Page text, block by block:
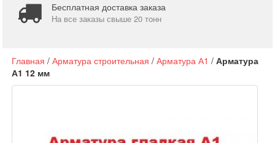
Бесплатная доставка заказа
На все заказы свыше 20 тонн
Главная /Арматура строительная /Арматура А1 /Арматура
А1 12 мм